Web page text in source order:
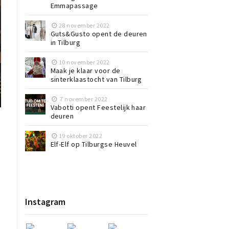
Emmapassage
28 november 2022
Guts&Gusto opent de deuren
in Tilburg
10 november 2022
Maak je klaar voor de
sinterklaastocht van Tilburg
7 november 2022
Vabotti opent Feestelijk haar
deuren
19 oktober 2022
Elf-Elf op Tilburgse Heuvel
Instagram